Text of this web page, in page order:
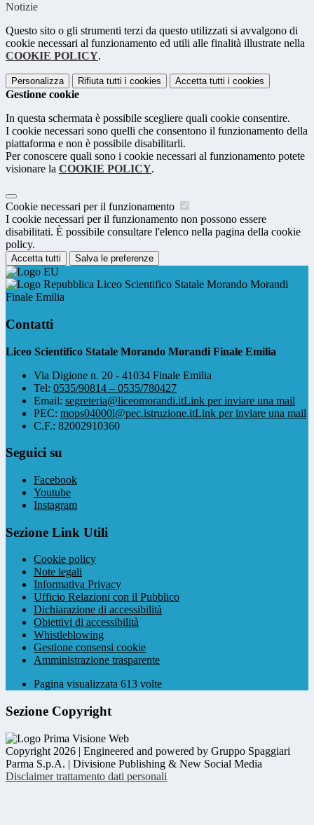
Notizie
Questo sito o gli strumenti terzi da questo utilizzati si avvalgono di
cookie necessari al funzionamento ed utili alle finalità illustrate nella
COOKIE POLICY.
Personalizza Rifiuta tutti i cookies Accetta tutti i cookies
Gestione cookie
In questa schermata è possibile scegliere quali cookie consentire.
I cookie necessari sono quelli che consentono il funzionamento della
piattaforma e non è possibile disabilitarli.
Per conoscere quali sono i cookie necessari al funzionamento potete
visionare la COOKIE POLICY.
Cookie necessari per il funzionamento
I cookie necessari per il funzionamento non possono essere
disabilitati. È possibile consultare l'elenco nella pagina della cookie
policy.
Accetta tutti Salva le preferenze
Liceo Scientifico Statale Morando Morandi
Finale Emilia
Contatti
Liceo Scientifico Statale Morando Morandi Finale Emilia
Via Digione n. 20 - 41034 Finale Emilia
Tel: 0535/90814 – 0535/780427
Email: segreteria@liceomorandi.itLink per inviare una mail
PEC: mops04000l@pec.istruzione.itLink per inviare una mail
C.F.: 82002910360
Seguici su
Facebook
Youtube
Instagram
Sezione Link Utili
Cookie policy
Note legali
Informativa Privacy
Ufficio Relazioni con il Pubblico
Dichiarazione di accessibilità
Obiettivi di accessibilità
Whistleblowing
Gestione consensi cookie
Amministrazione trasparente
Pagina visualizzata 613 volte
Sezione Copyright
Copyright 2026 | Engineered and powered by Gruppo Spaggiari
Parma S.p.A. | Divisione Publishing & New Social Media
Disclaimer trattamento dati personali